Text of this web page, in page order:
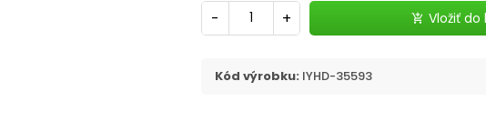
- + add_shopping_cart Vložiť do
Kód výrobku: IYHD-35593